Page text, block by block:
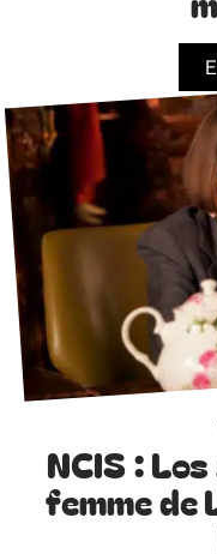
NCIS :
femme de